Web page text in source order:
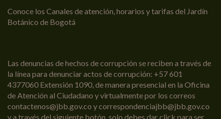
Conoce los Canales de atención, horarios y tarifas del Jardín
Botánico de Bogotá
Las denuncias de hechos de corrupción se reciben a través de
la línea para denunciar actos de corrupción: +57 601
4377060 Extensión 1090, de manera presencial en la Oficina
de Atención al Ciudadano y virtualmente por los correos
contactenos@jbb.gov.co y correspondenciajbb@jbb.gov.co
y a través del siguiente botón, solo debes dar click para ser